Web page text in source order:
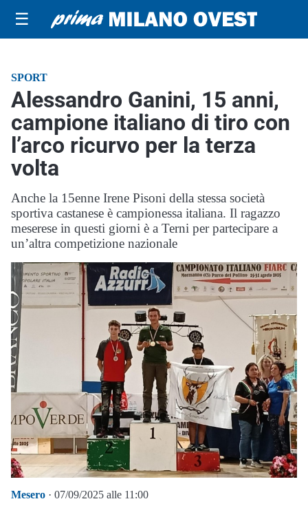
☰
SPORT
Alessandro Ganini, 15 anni,
campione italiano di tiro con
l’arco ricurvo per la terza
volta
Anche la 15enne Irene Pisoni della stessa società
sportiva castanese è campionessa italiana. Il ragazzo
meserese in questi giorni è a Terni per partecipare a
un’altra competizione nazionale
Mesero · 07/09/2025 alle 11:00